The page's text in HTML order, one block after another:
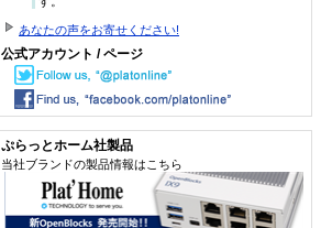
あなたの声をお寄せください!
公式アカウント / ページ
ぷらっとホーム社製品
当社ブランドの製品情報はこちら